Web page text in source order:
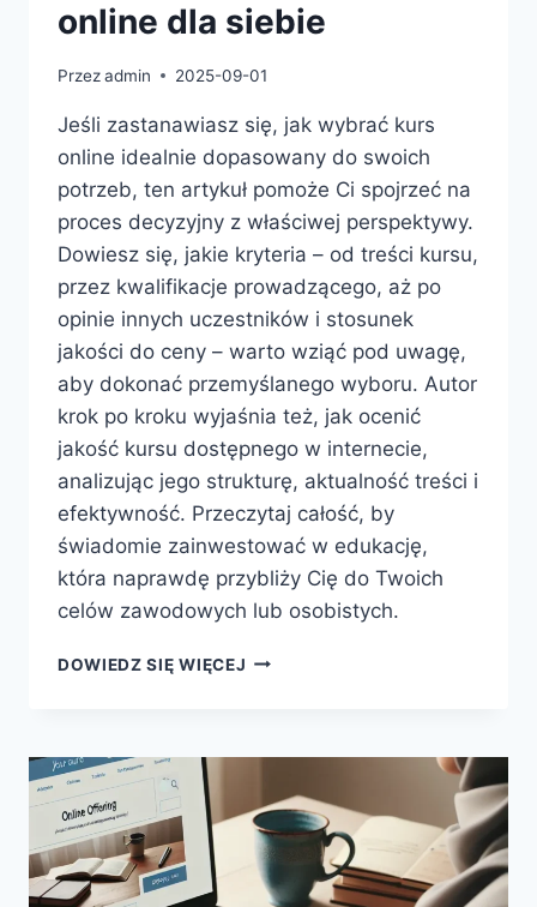
online dla siebie
Przezadmin 2025-09-01
Jeśli zastanawiasz się, jak wybrać kurs
online idealnie dopasowany do swoich
potrzeb, ten artykuł pomoże Ci spojrzeć na
proces decyzyjny z właściwej perspektywy.
Dowiesz się, jakie kryteria – od treści kursu,
przez kwalifikacje prowadzącego, aż po
opinie innych uczestników i stosunek
jakości do ceny – warto wziąć pod uwagę,
aby dokonać przemyślanego wyboru. Autor
krok po kroku wyjaśnia też, jak ocenić
jakość kursu dostępnego w internecie,
analizując jego strukturę, aktualność treści i
efektywność. Przeczytaj całość, by
świadomie zainwestować w edukację,
która naprawdę przybliży Cię do Twoich
celów zawodowych lub osobistych.
DOWIEDZ SIĘ WIĘCEJ JAK
ONLINE
SIEBIE